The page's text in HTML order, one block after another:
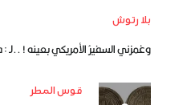
بلا رتوش
وغمزني السفيرُ الأمريكي بعينه !
قوس المطر